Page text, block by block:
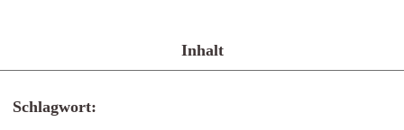
Inhalt
Schlagwort: